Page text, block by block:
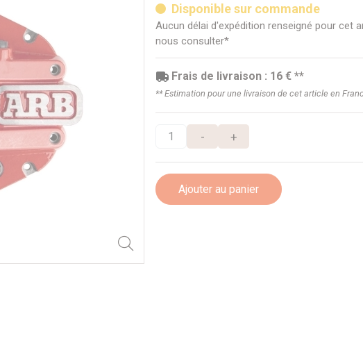
Disponible sur commande
Aucun délai d'expédition renseigné pour cet
nous consulter*
Frais de livraison : 16 € **
** Estimation pour une livraison de cet article en
- +
Ajouter au panier